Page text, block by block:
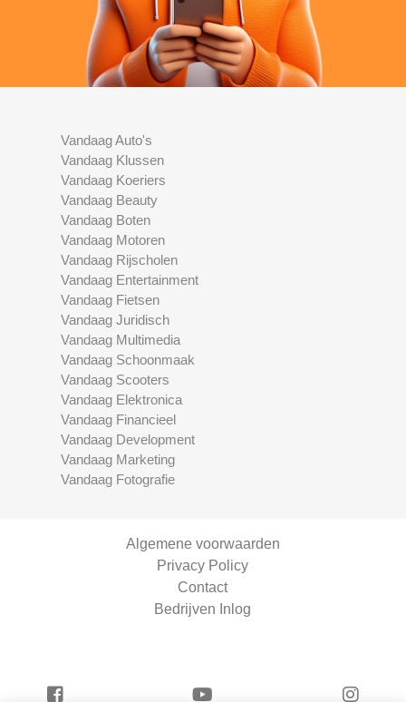
Vandaag Auto's
Vandaag Klussen
Vandaag Koeriers
Vandaag Beauty
Vandaag Boten
Vandaag Motoren
Vandaag Rijscholen
Vandaag Entertainment
Vandaag Fietsen
Vandaag Juridisch
Vandaag Multimedia
Vandaag Schoonmaak
Vandaag Scooters
Vandaag Elektronica
Vandaag Financieel
Vandaag Development
Vandaag Marketing
Vandaag Fotografie
Algemene voorwaarden
Privacy Policy
Contact
Bedrijven Inlog